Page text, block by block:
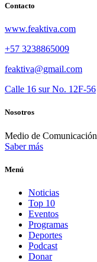
Contacto
www.feaktiva.com
+57 3238865009
feaktiva@gmail.com
Calle 16 sur No. 12F-56
Nosotros
Medio de Comunicación
Saber más
Menú
Noticias
Top 10
Eventos
Programas
Deportes
Podcast
Donar